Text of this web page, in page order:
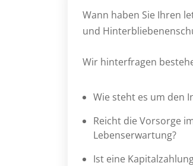
Wann haben Sie Ihren
und
Wir hinterfragen
Wie steht es um den
Reicht die Vorsorge
Lebenserwartung?
Ist eine